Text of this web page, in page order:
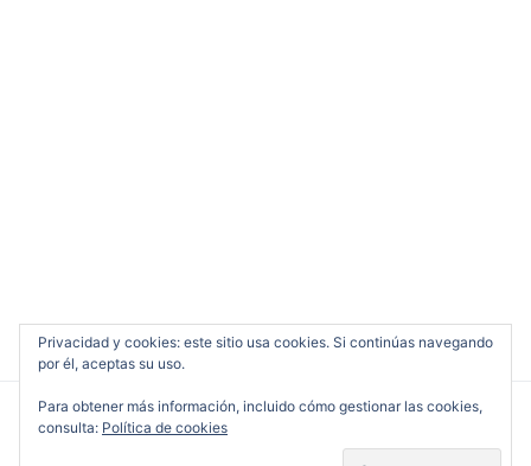
Privacidad y cookies: este sitio usa cookies. Si continúas navegando
por él, aceptas su uso.
Para obtener más información, incluido cómo gestionar las cookies,
consulta: Política de cookies